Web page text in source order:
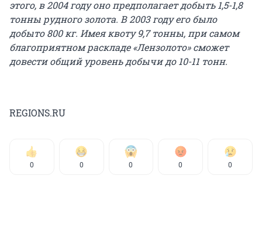
этого, в 2004 году оно предполагает добыть 1,5-1,8
тонны рудного золота. В 2003 году его было
добыто 800 кг. Имея квоту 9,7 тонны, при самом
благоприятном раскладе «Лензолото» сможет
довести общий уровень добычи до 10-11 тонн.
REGIONS.RU
0 0 0 0 0